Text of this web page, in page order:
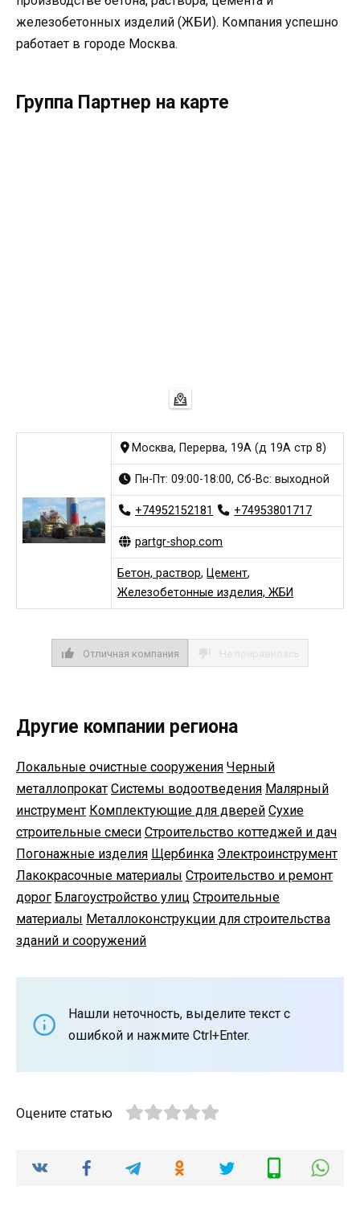
железобетонных изделий (ЖБИ). Компания успешно
работает в городе Москва.
Группа Партнер на карте
Москва, Перерва, 19А (д 19А стр 8)
Пн-Пт: 09:00-18:00, Сб-Вс: выходной
+74952152181 +74953801717
partgr-shop.com
Бетон, раствор, Цемент,
Железобетонные изделия, ЖБИ
Отличная компания
Другие компании региона
Локальные очистные сооружения Черный
металлопрокат Системы водоотведения Малярный
инструмент Комплектующие для дверей Сухие
строительные смеси Строительство коттеджей и дач
Погонажные изделия Щербинка Электроинструмент
Лакокрасочные материалы Строительство и ремонт
дорог Благоустройство улиц Строительные
материалы Металлоконструкции для строительства
зданий и сооружений
Нашли неточность, выделите текст с
ошибкой и нажмите Ctrl+Enter.
Оцените статью